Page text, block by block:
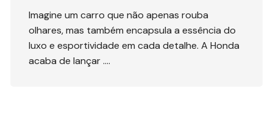
Imagine um carro que não apenas rouba
olhares, mas também encapsula a essência do
luxo e esportividade em cada detalhe. A Honda
acaba de lançar ….